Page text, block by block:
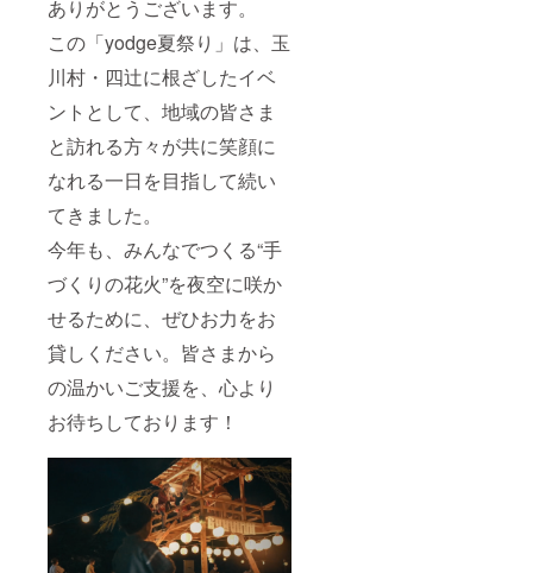
ありがとうございます。
この「yodge夏祭り」は、玉
川村・四辻に根ざしたイベ
ントとして、地域の皆さま
と訪れる方々が共に笑顔に
なれる一日を目指して続い
てきました。
今年も、みんなでつくる“手
づくりの花火”を夜空に咲か
せるために、ぜひお力をお
貸しください。皆さまから
の温かいご支援を、心より
お待ちしております！